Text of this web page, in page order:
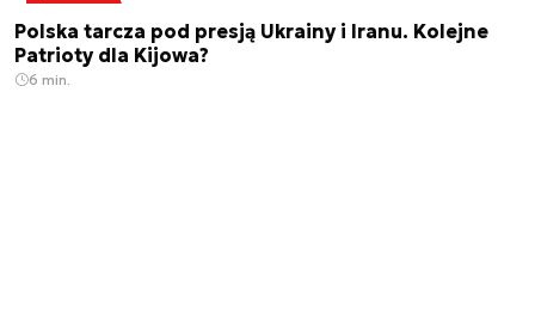
Polska tarcza pod presją Ukrainy i Iranu. Kolejne
Patrioty dla Kijowa?
6 min.